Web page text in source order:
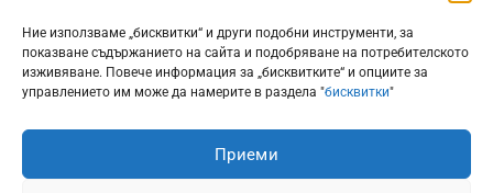
Ние използваме „бисквитки“ и други подобни инструменти, за
показване съдържанието на сайта и подобряване на потребителското
изживяване. Повече информация за „бисквитките“ и опциите за
управлението им може да намерите в раздела "бисквитки"
Приеми